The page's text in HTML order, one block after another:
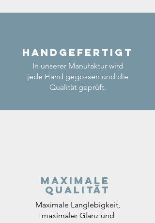
Handgefertigt
In unserer Manufaktur wird
jede Hand gegossen und die
Qualität geprüft.
Maximale
Qualität
Maximale Langlebigkeit,
maximaler Glanz und